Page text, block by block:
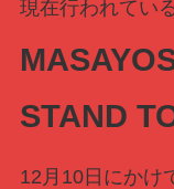
現在行われてい
STAND
12月10日にかけ